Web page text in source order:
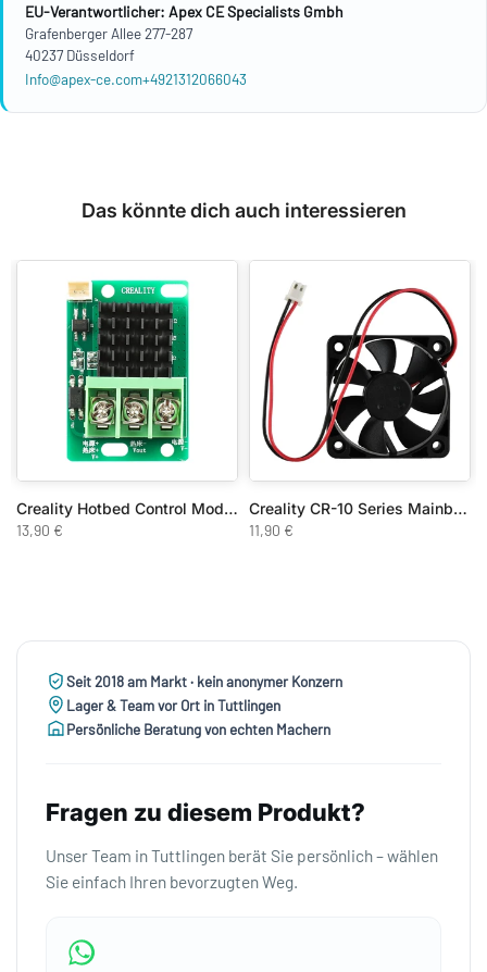
EU-Verantwortlicher: Apex CE Specialists Gmbh
Grafenberger Allee 277-287
40237 Düsseldorf
Info@apex-ce.com+4921312066043
Das könnte dich auch interessieren
Creality Hotbed Control Module
13,90 €
Creality CR-10 Series Mainboard Lüfter
11,90 €
Seit 2018 am Markt · kein anonymer Konzern
Lager & Team vor Ort in Tuttlingen
Persönliche Beratung von echten Machern
Fragen zu diesem Produkt?
Unser Team in Tuttlingen berät Sie persönlich – wählen
Sie einfach Ihren bevorzugten Weg.